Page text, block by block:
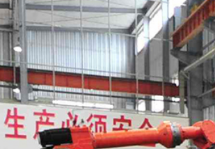
机器人焊接设备
机器人调试维修保养
焊接设备维护维修